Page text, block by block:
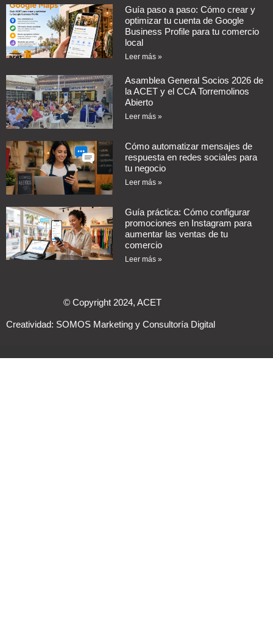
Guía paso a paso: Cómo crear y
optimizar tu cuenta de Google
Business Profile para tu comercio
local
Leer más »
Asamblea General Socios 2026 de
la ACET y el CCA Torremolinos
Abierto
Leer más »
Cómo automatizar mensajes de
respuesta en redes sociales para
tu negocio
Leer más »
Guía práctica: Cómo configurar
promociones en Instagram para
aumentar las ventas de tu
comercio
Leer más »
© Copyright 2024, ACET
Creatividad: SOMOS Marketing y Consultoría Digital